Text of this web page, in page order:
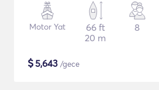
Motor Yat
66 ft
20 m
8
$5,643 /gece